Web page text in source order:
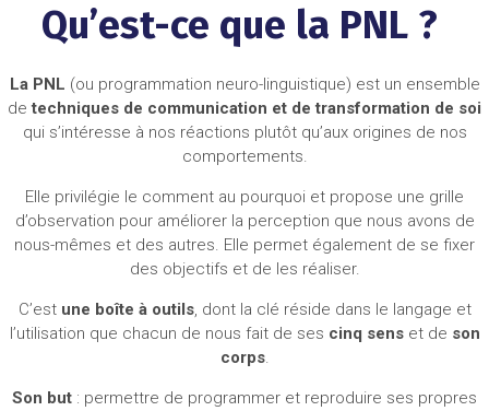
Qu’est-ce que la PNL ?
La PNL (ou programmation neuro-linguistique) est un ensemble
detechniques de communication et de transformation de soi
qui s’intéresse à nos réactions plutôt qu’aux origines de nos
comportements.
Elle privilégie le comment au pourquoi et propose une grille
d’observation pour améliorer la perception que nous avons de
nous-mêmes et des autres. Elle permet également de se fixer
des objectifs et de les réaliser.
C’est une boîte à outils, dont la clé réside dans le langage et
l’utilisation que chacun de nous fait de ses cinq senset de son
corps.
Son but : permettre de programmer et reproduire ses propres